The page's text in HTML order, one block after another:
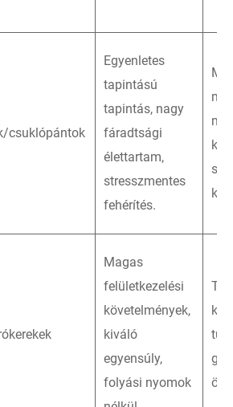
csuklópántok
Egyenletes
tapintású
tapintás, nagy
fáradtsági
élettartam,
stresszmentes
fehérítés.
Magas
felületkezelési
követelmények,
kiváló
egyensúly,
folyási nyomok